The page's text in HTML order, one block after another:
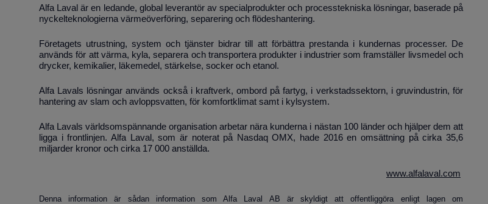
Alfa Laval är en ledande, global leverantör av specialprodukter och processtekniska lösningar, baserade på
nyckelteknologierna värmeöverföring, separering och flödeshantering.
Företagets utrustning, system och tjänster bidrar till att förbättra prestanda i kundernas processer. De
används för att värma, kyla, separera och transportera produkter i industrier som framställer livsmedel och
drycker, kemikalier, läkemedel, stärkelse, socker och etanol.
Alfa Lavals lösningar används också i kraftverk, ombord på fartyg, i verkstadssektorn, i gruvindustrin, för
hantering av slam och avloppsvatten, för komfortklimat samt i kylsystem.
Alfa Lavals världsomspännande organisation arbetar nära kunderna i nästan 100 länder och hjälper dem att
ligga i frontlinjen. Alfa Laval, som är noterat på Nasdaq OMX, hade 2016 en omsättning på cirka 35,6
miljarder kronor och cirka 17 000 anställda.
www.alfalaval.com
Denna information är sådan information som Alfa Laval AB är skyldigt att offentliggöra enligt lagen om